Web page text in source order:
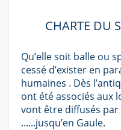
CHARTE DU
Qu’elle soit balle ou
cessé d’exister en
humaines . Dès
ont été associés aux
vont être diffusés par
......jusqu’en Gaule.